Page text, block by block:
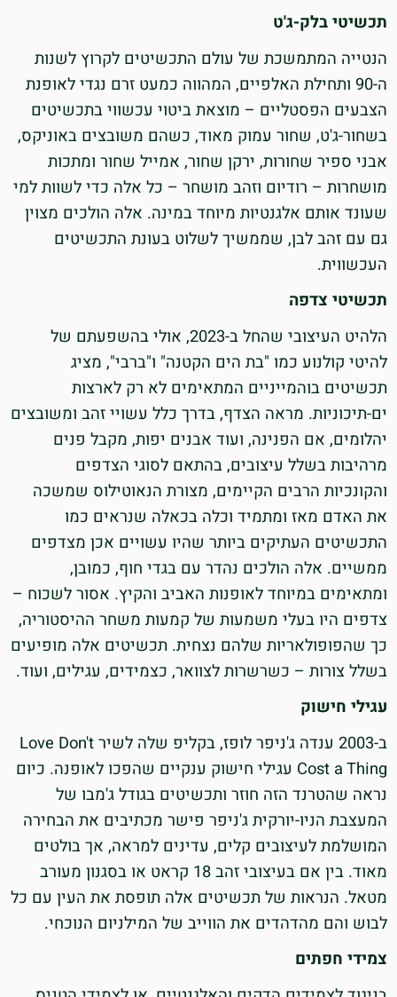
תכשיטי בלק-ג'ט
הנטייה המתמשכת של עולם התכשיטים לקרוץ לשנות
ה-90 ותחילת האלפיים, המהווה כמעט זרם נגדי לאופנת
הצבעים הפסטליים – מוצאת ביטוי עכשווי בתכשיטים
בשחור-ג'ט, שחור עמוק מאוד, כשהם משובצים באוניקס,
אבני ספיר שחורות, ירקן שחור, אמייל שחור ומתכות
מושחרות – רודיום וזהב מושחר – כל אלה כדי לשוות למי
שעונד אותם אלגנטיות מיוחד במינה. אלה הולכים מצוין
גם עם זהב לבן, שממשיך לשלוט בעונת התכשיטים
העכשווית.
תכשיטי צדפה
הלהיט העיצובי שהחל ב-2023, אולי בהשפעתם של
להיטי קולנוע כמו "בת הים הקטנה" ו"ברבי", מציג
תכשיטים בוהמייניים המתאימים לא רק לארצות
ים-תיכוניות. מראה הצדף, בדרך כלל עשויי זהב ומשובצים
יהלומים, אם הפנינה, ועוד אבנים יפות, מקבל פנים
מרהיבות בשלל עיצובים, בהתאם לסוגי הצדפים
והקונכיות הרבים הקיימים, מצורת הנאוטילוס שמשכה
את האדם מאז ומתמיד וכלה בכאלה שנראים כמו
התכשיטים העתיקים ביותר שהיו עשויים אכן מצדפים
ממשיים. אלה הולכים נהדר עם בגדי חוף, כמובן,
ומתאימים במיוחד לאופנות האביב והקיץ. אסור לשכוח –
צדפים היו בעלי משמעות של קמעות משחר ההיסטוריה,
כך שהפופולאריות שלהם נצחית. תכשיטים אלה מופיעים
בשלל צורות – כשרשרות לצוואר, כצמידים, עגילים, ועוד.
עגילי חישוק
ב-2003 ענדה ג'ניפר לופז, בקליפ שלה לשיר Love Don't
Cost a Thing עגילי חישוק ענקיים שהפכו לאופנה. כיום
נראה שהטרנד הזה חוזר ותכשיטים בגודל ג'מבו של
המעצבת הניו-יורקית ג'ניפר פישר מכתיבים את הבחירה
המושלמת לעיצובים קלים, עדינים למראה, אך בולטים
מאוד. בין אם בעיצובי זהב 18 קראט או בסגנון מעורב
מטאל. הנראות של תכשיטים אלה תופסת את העין עם כל
לבוש והם מהדהדים את הווייב של המילניום הנוכחי.
צמידי חפתים